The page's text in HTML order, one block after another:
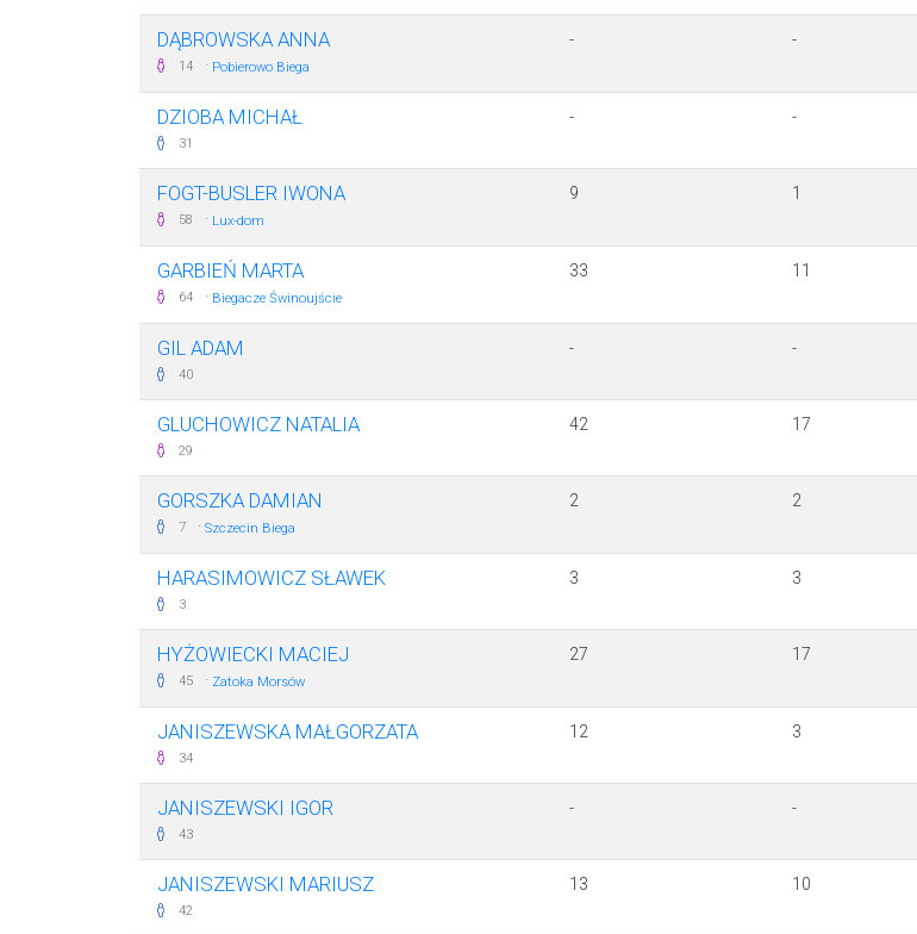
DĄBROWSKA ANNA
14 · Pobierowo Biega
- -
DZIOBA MICHAŁ
31
- -
FOGT-BUSLER IWONA
58 · Lux-dom
9 1
GARBIEŃ MARTA
64 · Biegacze Świnoujście
33 11
GIL ADAM
40
- -
GLUCHOWICZ NATALIA
29
42 17
GORSZKA DAMIAN
7 · Szczecin Biega
2 2
HARASIMOWICZ SŁAWEK
3
3 3
HYŻOWIECKI MACIEJ
45 · Zatoka Morsów
27 17
JANISZEWSKA MAŁGORZATA
34
12 3
JANISZEWSKI IGOR
43
- -
JANISZEWSKI MARIUSZ
42
13 10